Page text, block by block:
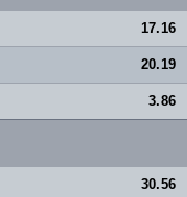
17.16
20.19
3.86
30.56